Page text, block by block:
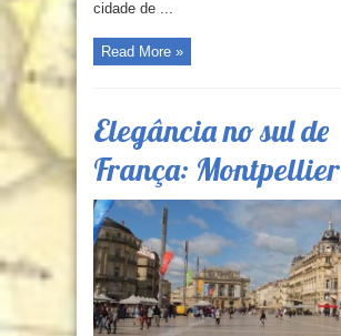
cidade de ...
Read More »
Elegância no sul de
França: Montpellier